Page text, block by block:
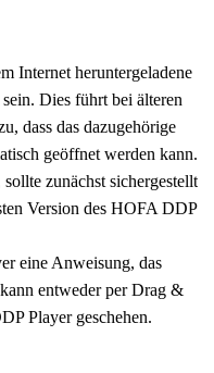
Internet heruntergeladene
Dies führt bei älteren
dass das dazugehörige
geöffnet werden kann.
zunächst sichergestellt
Version des HOFA DDP
eine Anweisung, das
entweder per Drag &
Player geschehen.